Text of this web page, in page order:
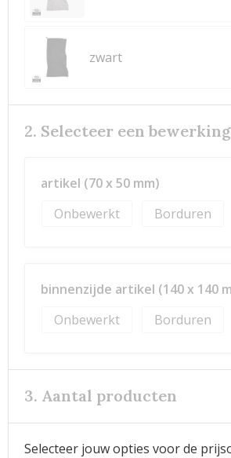
zwart
2. Selecteer een bewerking
artikel (70 x 50 mm)
Onbewerkt
Borduren
binnenzijde artikel (140 x 140
Onbewerkt
Borduren
3. Aantal producten
Selecteer jouw opties voor de